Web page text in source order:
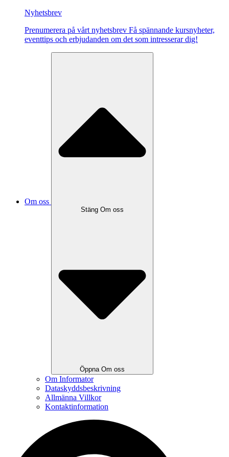
Nyhetsbrev
Pre­nu­me­re­ra på vårt ny­hets­brev Få spännande kursnyheter,
eventtips och erbjudanden om det som intresserar dig!
Om oss
Stäng Om oss
Öppna Om oss
Om Informator
Dataskyddsbeskrivning
Allmänna Villkor
Kontaktinformation